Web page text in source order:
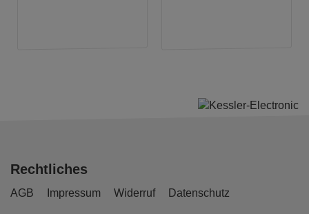
Rechtliches
AGB Impressum Widerruf Datenschutz